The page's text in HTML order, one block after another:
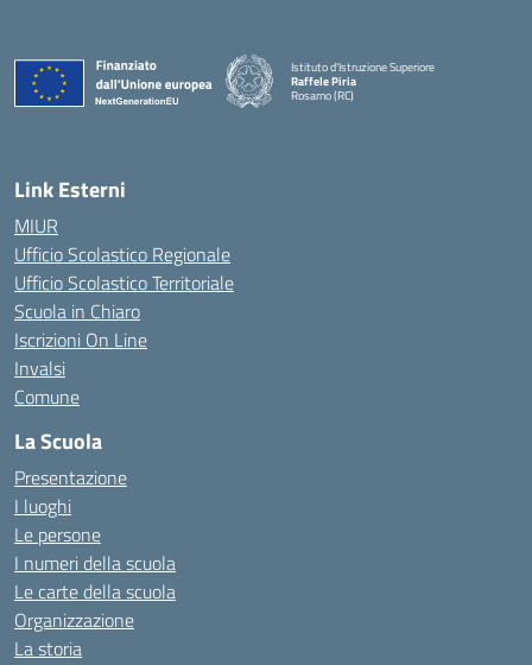
Istituto d'Istruzione Superiore
Raffele Piria
Rosarno (RC)
Link Esterni
MIUR
Ufficio Scolastico Regionale
Ufficio Scolastico Territoriale
Scuola in Chiaro
Iscrizioni On Line
Invalsi
Comune
La Scuola
Presentazione
I luoghi
Le persone
I numeri della scuola
Le carte della scuola
Organizzazione
La storia